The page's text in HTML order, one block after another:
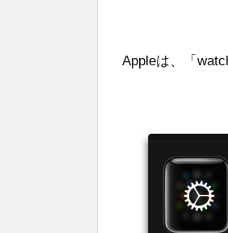
Appleは、「